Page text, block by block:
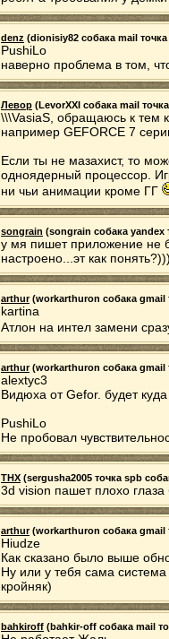
denz (dionisiy82 собака mail
PushiLo
наверно проблема в том,
Левор (LevorXXI собака mail
\\\VasiaS, обращаюсь к тем
например GEFORCE 7
Если ты не мазахист, то
одноядерный процессор.
ни чьи анимации кроме ГГ
songrain (songrain собака yandex
у мя пишет приложение не
настроено...эт как
arthur(workarthuron собака gmail
kartina
Атлон на интел замени
arthur(workarthuron собака gmail
alextyc3
Видюха от Gefor. будет
PushiLo
Не пробовал
THX (sergusha2005 точка spb
3d vision пашет плохо глаза
arthur(workarthuron собака gmail
Hiudze
Как сказано было выше
Ну или у тебя сама
кройняк)
bahkiroff (bahkir-off собака mail